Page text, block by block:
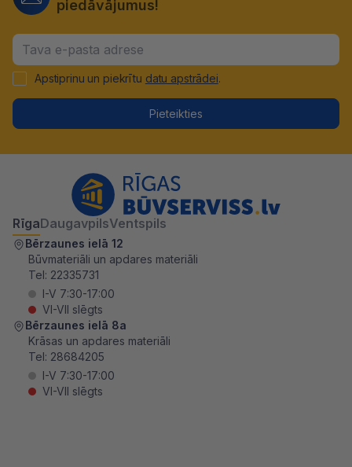
piedāvājumus!
Apstiprinu un piekrītu datu apstrādei.
Pieteikties
RīgaDaugavpilsVentspils
Bērzaunes ielā 12
Būvmateriāli un apdares materiāli
Tel: 22335731
I-V 7:30-17:00
VI-VII slēgts
Bērzaunes ielā 8a
Krāsas un apdares materiāli
Tel: 28684205
I-V 7:30-17:00
VI-VII slēgts